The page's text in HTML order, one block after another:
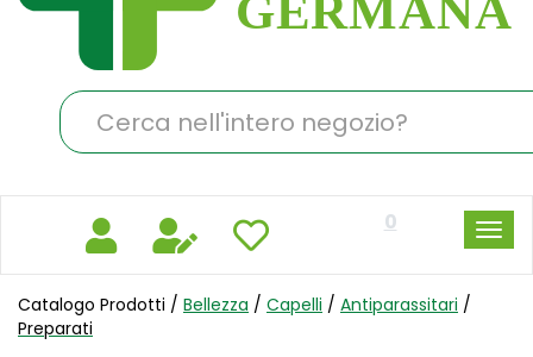
Cerca
Prodotto
0
Catalogo Prodotti / Bellezza / Capelli / Antiparassitari /
Preparati